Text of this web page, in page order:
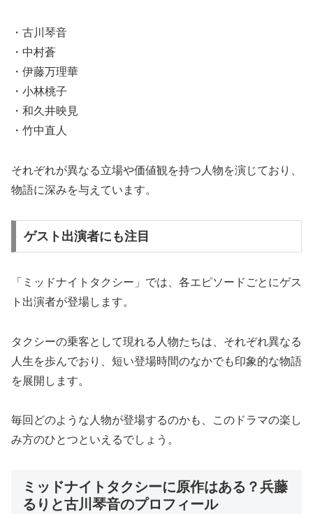
・古川琴音
・中村蒼
・伊藤万理華
・小林桃子
・和久井映見
・竹中直人
それぞれが異なる立場や価値観を持つ人物を演じており、
物語に深みを与えています。
ゲスト出演者にも注目
「ミッドナイトタクシー」では、各エピソードごとにゲス
ト出演者が登場します。
タクシーの乗客として現れる人物たちは、それぞれ異なる
人生を歩んでおり、短い登場時間のなかでも印象的な物語
を展開します。
毎回どのような人物が登場するのかも、このドラマの楽し
み方のひとつといえるでしょう。
ミッドナイトタクシーに原作はある？兵藤
るりと古川琴音のプロフィール